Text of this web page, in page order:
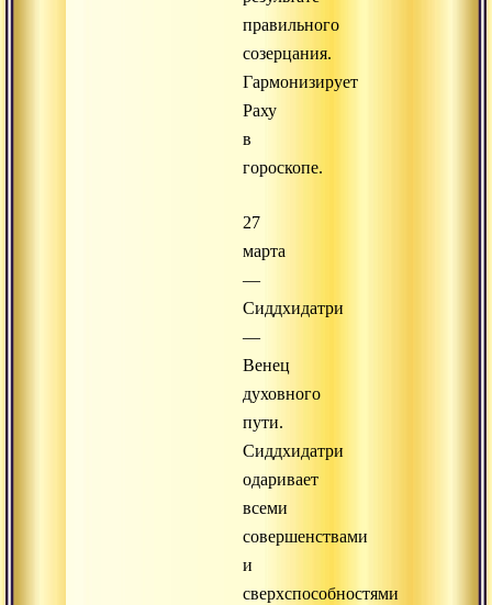
правильного
созерцания.
Гармонизирует
Раху
в
гороскопе.
27
марта
—
Сиддхидатри
—
Венец
духовного
пути.
Сиддхидатри
одаривает
всеми
совершенствами
и
сверхспособностями